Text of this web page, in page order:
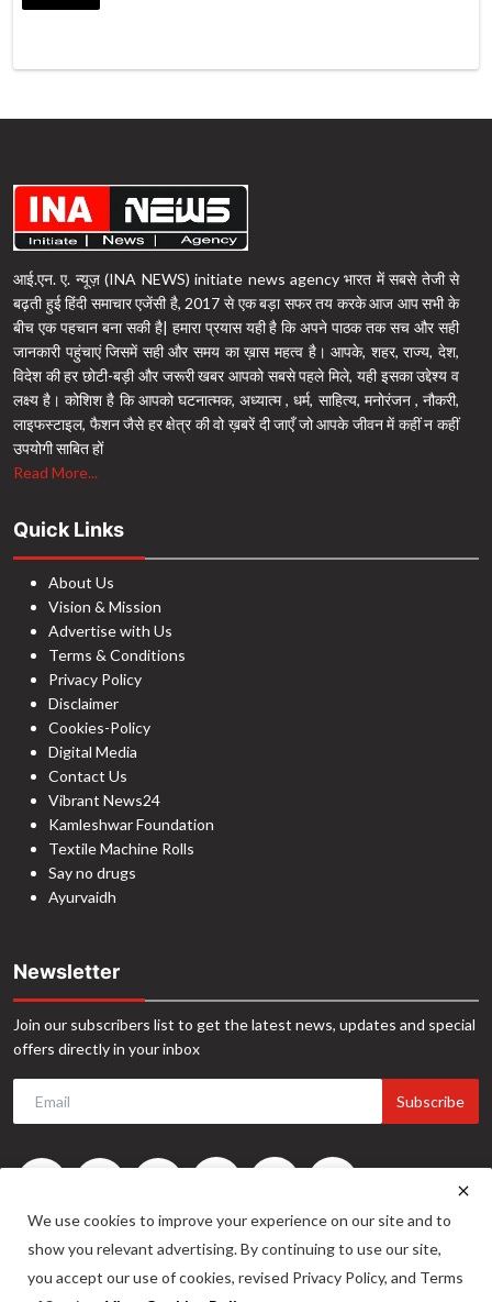
आई.एन. ए. न्यूज़ (INA NEWS) initiate news agency भारत में सबसे तेजी से
बढ़ती हुई हिंदी समाचार एजेंसी है, 2017 से एक बड़ा सफर तय करके आज आप सभी के
बीच एक पहचान बना सकी है| हमारा प्रयास यही है कि अपने पाठक तक सच और सही
जानकारी पहुंचाएं जिसमें सही और समय का ख़ास महत्व है। आपके, शहर, राज्य, देश,
विदेश की हर छोटी-बड़ी और जरूरी खबर आपको सबसे पहले मिले, यही इसका उद्देश्य व
लक्ष्य है। कोशिश है कि आपको घटनात्मक, अध्यात्म , धर्म, साहित्य, मनोरंजन , नौकरी,
लाइफस्टाइल, फैशन जैसे हर क्षेत्र की वो ख़बरें दी जाएँ जो आपके जीवन में कहीं न कहीं
उपयोगी साबित हों
Read More...
Quick Links
About Us
Vision & Mission
Advertise with Us
Terms & Conditions
Privacy Policy
Disclaimer
Cookies-Policy
Digital Media
Contact Us
Vibrant News24
Kamleshwar Foundation
Textile Machine Rolls
Say no drugs
Ayurvaidh
Newsletter
Join our subscribers list to get the latest news, updates and special
offers directly in your inbox
Subscribe
We use cookies to improve your experience on our site and to
show you relevant advertising. By continuing to use our site,
you accept our use of cookies, revised Privacy Policy, and Terms